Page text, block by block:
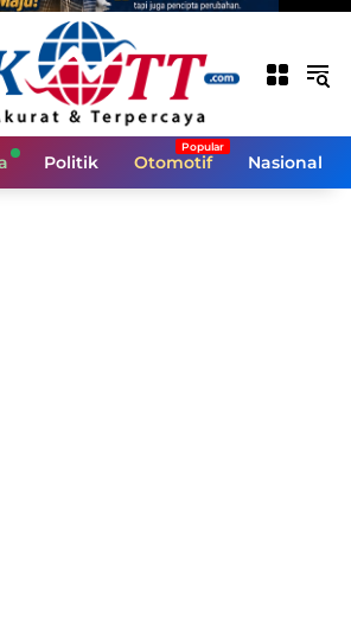
Politik Otomotif Nasional